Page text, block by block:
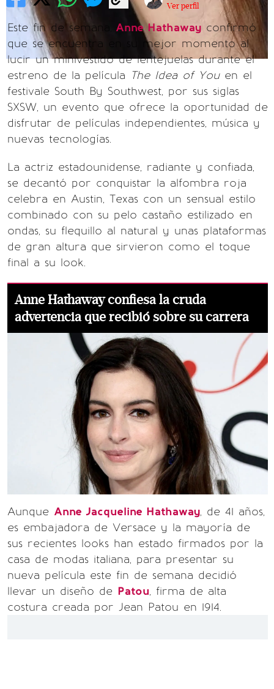
Ver perfil
Este fin de semana, Anne Hathaway confirmó
que se encuentra en su mejor momento al
lucir un minivestido de lentejuelas durante el
estreno de la película The Idea of You en el
festivale South By Southwest, por sus siglas
SXSW, un evento que ofrece la oportunidad de
disfrutar de películas independientes, música y
nuevas tecnologías.
La actriz estadounidense, radiante y confiada,
se decantó por conquistar la alfombra roja
celebra en Austin, Texas con un sensual estilo
combinado con su pelo castaño estilizado en
ondas, su flequillo al natural y unas plataformas
de gran altura que sirvieron como el toque
final a su look.
Anne Hathaway confiesa la cruda
advertencia que recibió sobre su carrera
Aunque Anne Jacqueline Hathaway, de 41 años,
es embajadora de Versace y la mayoría de
sus recientes looks han estado firmados por la
casa de modas italiana, para presentar su
nueva película este fin de semana decidió
llevar un diseño de Patou, firma de alta
costura creada por Jean Patou en 1914.